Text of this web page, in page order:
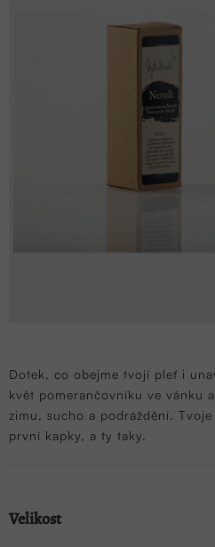
Dotek, co obejme tvojí pleť i
květ pomerančovníku ve vánku
zimu, sucho a podráždění.
první kapky, a ty taky.
Velikost